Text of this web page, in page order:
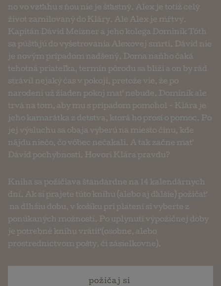
no vo vzťahu s ňou nie je šťastný. Alex je totiž celý
život zamilovaný do Kláry. Ale Alex je mŕtvy.
Kapitán Dávid Meizner a jeho kolega Dominik Tóth
sa púšťajú do vyšetrovania Alexovej smrti. Dávid nie
je novým prípadom nadšený. Doma naňho čaká
tehotná priateľka, termín pôrodu sa blíži a on by rád
strávil nejaký čas v pokoji, pretože vie, že po
narodení už žiaden pokoj mať nebude. Dominik ale
trvá na tom, aby mu s prípadom pomohol - Klára je
jeho kamarátka z detstva, ktorá ho prosí o pomoc. Po
jej výsluchu sa obaja vyberú na miesto činu, kde
nájdu niečo, čo vôbec nečakali. A tak začne mať
Dávid pochybnosti. Hovorí Klára pravdu?
Kniha sa požičiava štandardne na 14 kalendárnych
dní. Ak si prajete túto knihu (alebo aj ďalšie) požičať
na dlhšiu dobu, v košíku pri platení si vyberte z
ponúkaných možností. Po uplynutí výpožičnej doby
je potrebné knihu vrátiť (osobne, alebo
prostredníctvom pošty, či zásielkovne).
požičaj si